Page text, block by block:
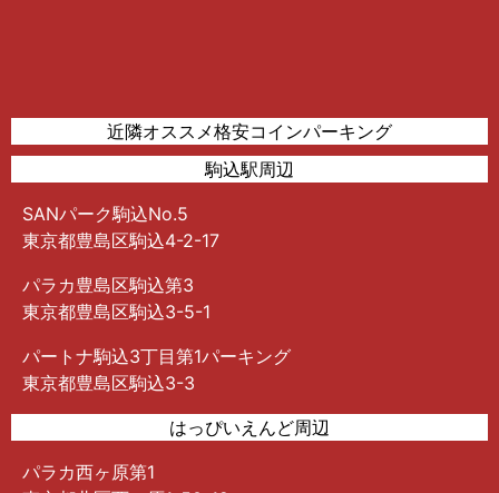
近隣オススメ格安コインパーキング
駒込駅周辺
SANパーク駒込No.5
東京都豊島区駒込4-2-17
パラカ豊島区駒込第3
東京都豊島区駒込3-5-1
パートナ駒込3丁目第1パーキング
東京都豊島区駒込3-3
はっぴいえんど周辺
パラカ西ヶ原第1